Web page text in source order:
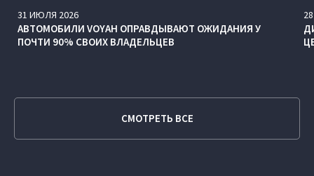
31 ИЮЛЯ 2026
АВТОМОБИЛИ VOYAH ОПРАВДЫВАЮТ ОЖИДАНИЯ У
ПОЧТИ 90% СВОИХ ВЛАДЕЛЬЦЕВ
28
СМОТРЕТЬ ВСЕ